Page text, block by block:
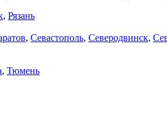
, Рязань
, Севастополь, Северодвинск,
, Тюмень